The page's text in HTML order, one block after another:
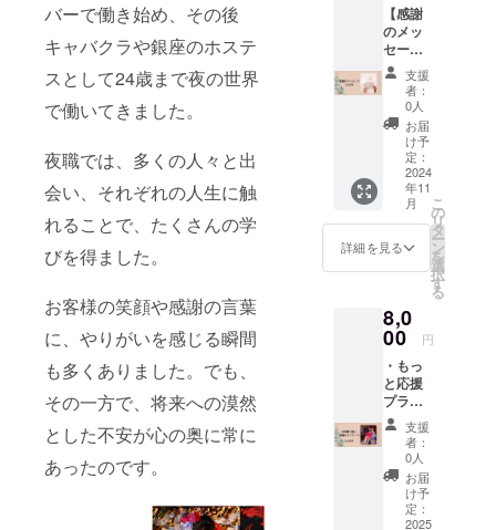
バーで働き始め、その後
キャバクラや銀座のホステ
スとして24歳まで夜の世界
で働いてきました。
夜職では、多くの人々と出
会い、それぞれの人生に触
れることで、たくさんの学
びを得ました。
お客様の笑顔や感謝の言葉
に、やりがいを感じる瞬間
も多くありました。でも、
その一方で、将来への漠然
とした不安が心の奥に常に
あったのです。
【感謝
のメッ
セー
ジ】
CAMPF
IREの
メッ
セージ
機能に
てお礼
のメッ
セージ
をお送
りさせ
ていた
だきま
支援
者：
0人
お届
け予
定：
2024
年11
月
詳細を見る
こ
の
リ
タ
ー
ン
を
選
択
す
る
8,0
00 円
・もっ
と応援
プラン
ピンク
髪verも
しくは
黒髪ver
でお選
びいた
だき撮
支援
者：
0人
お届
け予
定：
2025